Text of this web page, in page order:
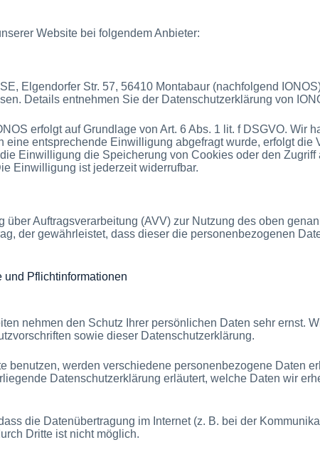
Website bei folgendem Anbieter:
Elgendorfer Str. 57, 56410 Montabaur (nachfolgend
Details entnehmen Sie der Datenschutzerklärung von
erfolgt auf Grundlage von Art. 6 Abs. 1 lit. f DSGVO.
eine entsprechende Einwilligung abgefragt wurde, erfolgt
Einwilligung die Speicherung von Cookies oder den
Einwilligung ist jederzeit widerrufbar.
über Auftragsverarbeitung (AVV) zur Nutzung des oben
der gewährleistet, dass dieser die personenbezogenen
Pflicht­informationen
nehmen den Schutz Ihrer persönlichen Daten sehr ernst.
sowie dieser Datenschutzerklärung.
benutzen, werden verschiedene personenbezogene Daten
Datenschutzerklärung erläutert, welche Daten wir
die Datenübertragung im Internet (z. B. bei der
Dritte ist nicht möglich.